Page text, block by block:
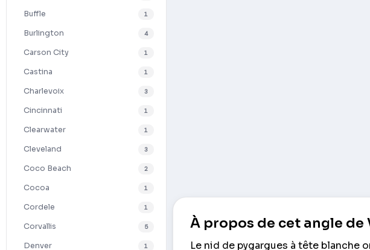
Buffle 1
Burlington 4
Carson City 1
Castina 1
Charlevoix 3
Cincinnati 1
Clearwater 1
Cleveland 3
Coco Beach 2
Cocoa 1
Cordele 1
Corvallis 5
Denver 1
À propos de cet angle de
Le nid de pygargues à tête blanche